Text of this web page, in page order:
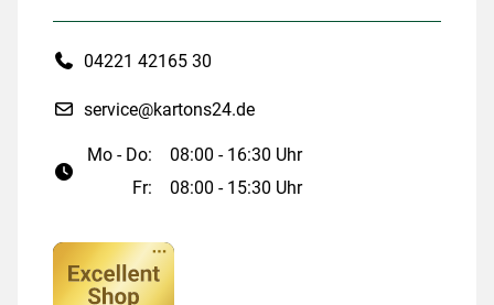
04221 42165 30
service@kartons24.de
Mo - Do:
08:00 - 16:30 Uhr
Fr:
08:00 - 15:30 Uhr